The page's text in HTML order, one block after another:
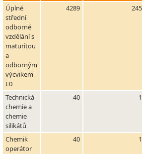
Úplné
střední
odborné
vzdělání s
maturitou
a
odborným
výcvikem -
L0
4289 245
Technická
chemie a
chemie
silikátů
40 1
Chemik
operátor
40 1